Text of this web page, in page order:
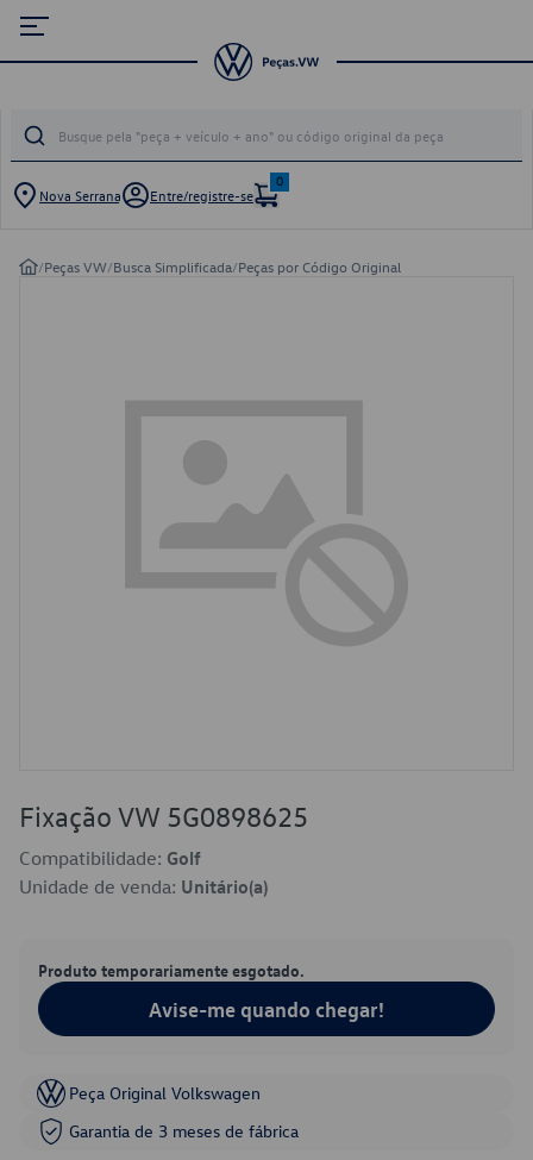
Nova Serrana Entre/registre-se
0
/Peças VW/Busca Simplificada/Peças por Código Original
Fixação VW 5G0898625
Compatibilidade: Golf
Unidade de venda: Unitário(a)
Produto temporariamente esgotado.
Avise-me quando chegar!
Peça Original Volkswagen
Garantia de 3 meses de fábrica